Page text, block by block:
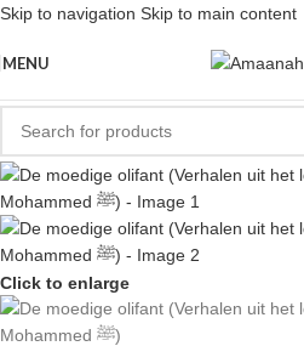
Skip to navigation Skip to main content
MENU
Click to enlarge